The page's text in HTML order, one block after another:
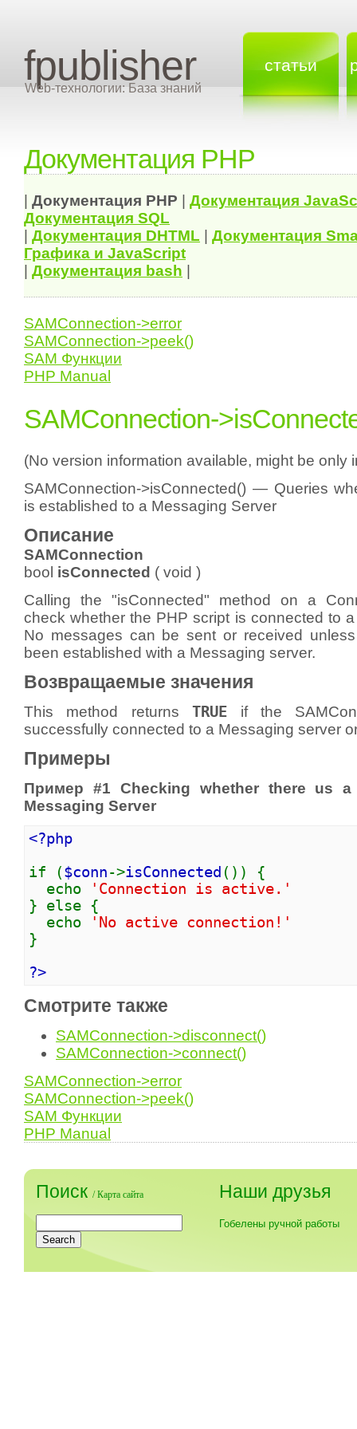
fpublisher
Web-технологии: База знаний
статьи
Документация PHP
Документация PHP Документация
Документация SQL
Документация DHTML
Документация
Графика и JavaScript
Документация bash
SAMConnection->error
SAMConnection->peek()
SAM Функции
PHP Manual
SAMConnection-
(No version information available, might be only
SAMConnection->isConnected() — Queries
is established to a Messaging Server
Описание
SAMConnection
bool isConnected ( void )
Calling the "isConnected" method on a
check whether the PHP script is connected to
No messages can be sent or received
been established with a Messaging server.
Возвращаемые значения
This method returnsTRUE if the
successfully connected to a Messaging server
Примеры
Пример #1 Checking whether there us
Messaging Server
<?php
if ($conn->isConnected ()) {
echo
'Connection is active.'
} else {
echo
'No active connection!'
}
?>
Смотрите также
SAMConnection->disconnect()
SAMConnection->connect()
SAMConnection->error
SAMConnection->peek()
SAM Функции
PHP Manual
Поиск /Карта сайта Наши друзья
Гобелены ручной работы